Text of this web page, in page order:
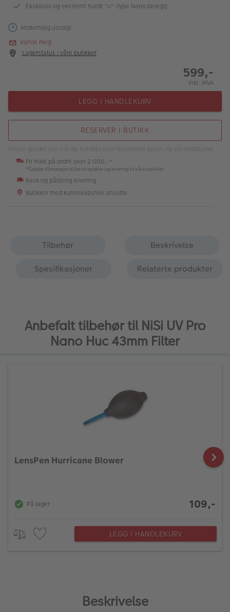
Bildeprodukter
Fotokurs
Eksklusiv og ekstremt hardt "U"-type Nano belegg
Midlertidig utsolgt
Varsle meg
Lagerstatus i våre butikker
599,-
Inkl. MVA
LEGG I HANDLEKURV
RESERVER I BUTIKK
Prisen gjelder kun når du handler eller reserverer varen via vår nettbutikk.
Fri frakt på ordre over 2 000,-*
*Gjelder Klimanøytral Servicepakke og levering til våre butikker
Rask og pålitelig levering
Butikker med kunnskapsrike ansatte
Tilbehør
Beskrivelse
Spesifikasjoner
Relaterte produkter
Anbefalt tilbehør til NiSi UV Pro
Nano Huc 43mm Filter
LensPen Hurricane Blower
På lager 109,-
LEGG I HANDLEKURV
Beskrivelse